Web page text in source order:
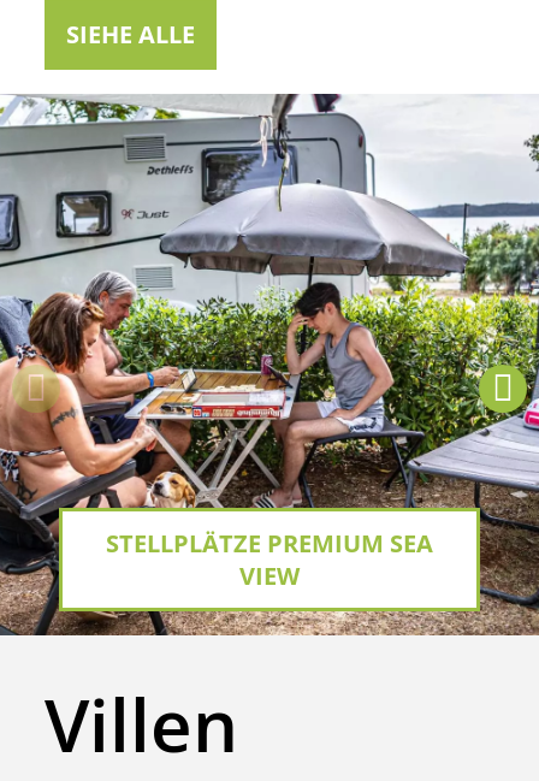
SIEHE ALLE
STELLPLÄTZE PREMIUM SEA
VIEW
Villen